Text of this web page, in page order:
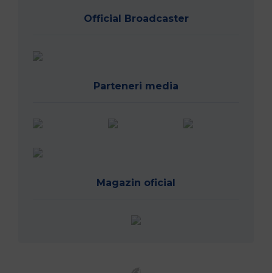
Official Broadcaster
Parteneri media
Magazin oficial